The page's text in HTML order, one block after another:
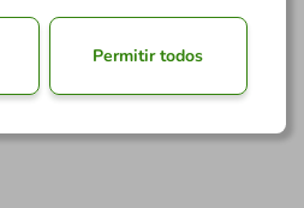
Permitir todos